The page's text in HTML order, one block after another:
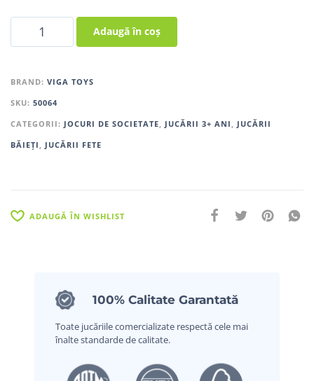
Adaugă în coș
BRAND: VIGA TOYS
SKU: 50064
CATEGORII: JOCURI DE SOCIETATE JUCĂRII 3+ ANI
JUCĂRII
BĂIEȚI
JUCĂRII FETE
ADAUGĂ ÎN WISHLIST
100% Calitate Garantată
Toate jucăriile comercializate respectă cele mai
înalte standarde de calitate.